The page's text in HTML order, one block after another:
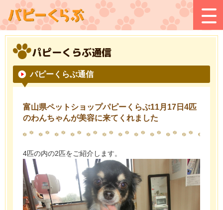
パピーくらぶ通信
パピーくらぶ通信
富山県ペットショップパピーくらぶ11月17日4匹
のわんちゃんが美容に来てくれました
4匹の内の2匹をご紹介します。